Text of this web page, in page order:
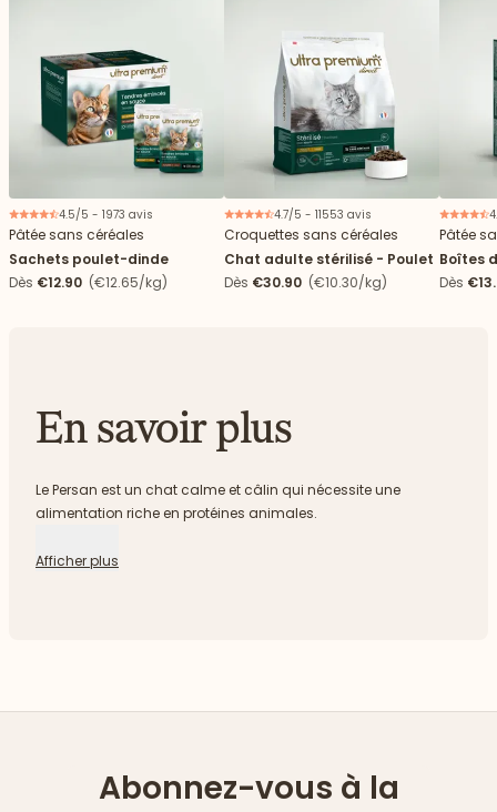
4.5/5 - 1973 avis
Pâtée sans céréales
Sachets poulet-dinde
Dès €12.90 (€12.65/kg)
4.7/5 - 11553 avis
Croquettes sans céréales
Chat adulte stérilisé - Poulet
Dès €30.90 (€10.30/kg)
Pâtée
Boîtes
Dès
En savoir plus
Le Persan est un chat calme et câlin qui nécessite une
alimentation riche en protéines animales.
Afficher plus
Abonnez-vous à la